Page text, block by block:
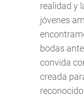
realidad y
jóvenes
bodas
convida
creada